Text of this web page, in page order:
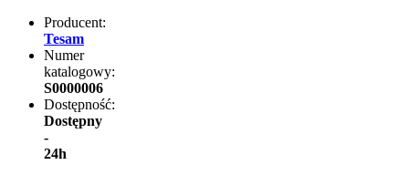
Producent:
Tesam
Numer
katalogowy:
S0000006
Dostępność:
Dostępny
-
24h